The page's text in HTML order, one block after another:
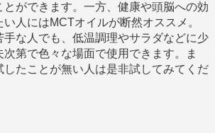
とができます。一方、健康や頭脳への効
人にはMCTオイルが断然オススメ。
な人でも、低温調理やサラダなどに少
次第で色々な場面で使用できます。ま
したことが無い人は是非試してみてくだ